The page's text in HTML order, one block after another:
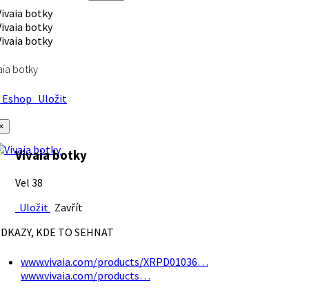
botky
Uložit
Vivaia botky
Vel 38
Uložit Zavřít
KDE TO SEHNAT
www.vivaia.com/products/XRPD01036…
www.vivaia.com/products…